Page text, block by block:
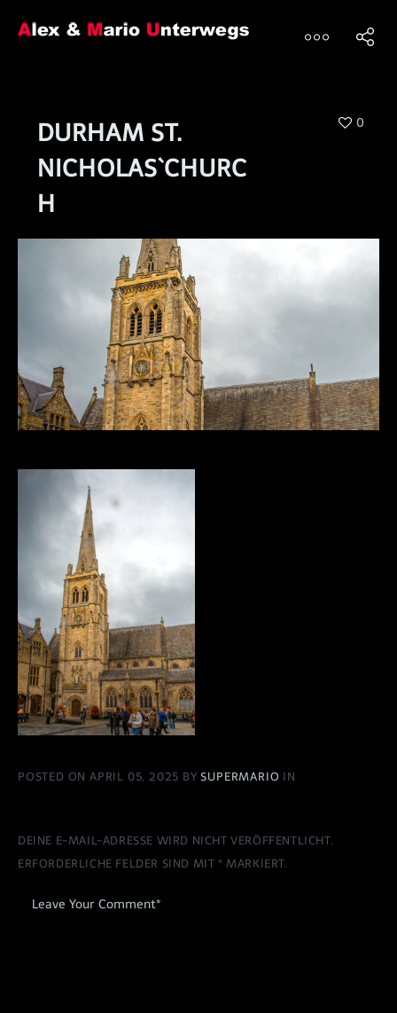
DURHAM ST.
NICHOLAS`CHURC
H
0
POSTED ON APRIL 05, 2025 BYSUPERMARIO IN
DEINE E-MAIL-ADRESSE WIRD NICHT VERÖFFENTLICHT.
ERFORDERLICHE FELDER SIND MIT* MARKIERT.